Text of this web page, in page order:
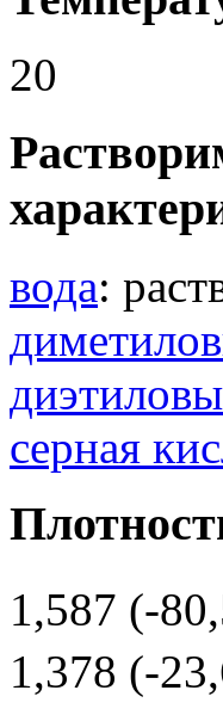
20
вода:
серная
1,587 (-
1,378 (-